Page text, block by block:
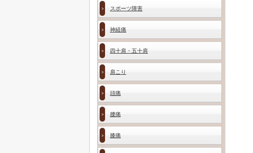
スポーツ障害
神経痛
四十肩・五十肩
肩こり
頭痛
腰痛
膝痛